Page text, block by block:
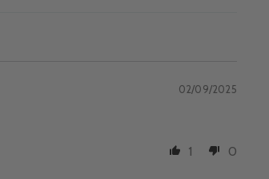
02/09/2025
1
0